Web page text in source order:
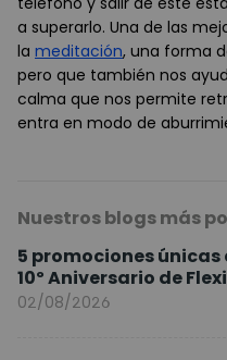
a superarlo. Una de las
la meditación, una forma
pero que también nos
calma que nos permite
entra en modo de
Nuestros blogs más
5 promociones únicas
10º Aniversario de
02/08/2026